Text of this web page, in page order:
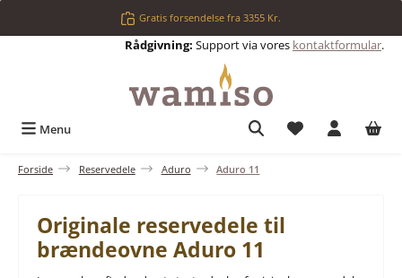
Gratis forsendelse fra 3355 Kr.
Rådgivning: Support via vores kontaktformular.
Menu Du har 0
Forside Reservedele Aduro Aduro 11
Originale reservedele til
brændeovne Aduro 11